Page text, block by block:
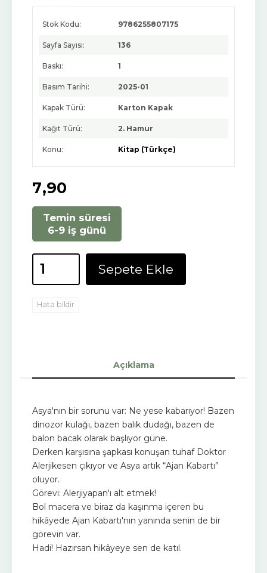
Stok Kodu: 9786255807175
Sayfa Sayısı: 136
Baskı: 1
Basım Tarihi: 2025-01
Kapak Türü: Karton Kapak
Kağıt Türü: 2. Hamur
Konu: Kitap (Türkçe)
7,90
Temin süresi
6-9 iş günü
Sepete Ekle
Hata bildir
Açıklama
Asya'nın bir sorunu var: Ne yese kabarıyor! Bazen
dinozor kulağı, bazen balık dudağı, bazen de
balon bacak olarak başlıyor güne.
Derken karşısına şapkası konuşan tuhaf Doktor
Alerjikesen çıkıyor ve Asya artık “Ajan Kabartı”
oluyor.
Görevi: Alerjiyapan'ı alt etmek!
Bol macera ve biraz da kaşınma içeren bu
hikâyede Ajan Kabartı'nın yanında senin de bir
görevin var.
Hadi! Hazırsan hikâyeye sen de katıl.